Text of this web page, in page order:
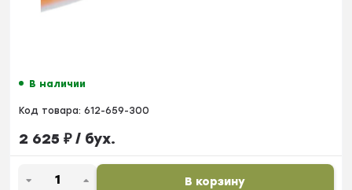
В наличии
Код товара: 612-659-300
2 625 ₽/ бух.
В корзину